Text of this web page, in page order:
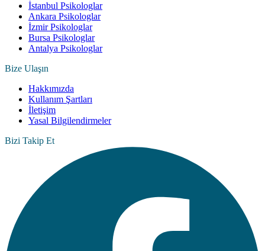
İstanbul Psikologlar
Ankara Psikologlar
İzmir Psikologlar
Bursa Psikologlar
Antalya Psikologlar
Bize Ulaşın
Hakkımızda
Kullanım Şartları
İletişim
Yasal Bilgilendirmeler
Bizi Takip Et